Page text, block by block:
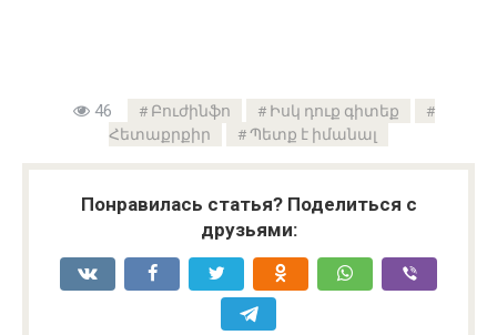
46 Բուժինֆո
Իսկ դուք գիտեք
Հետաքրքիր
Պետք է իմանալ
Понравилась статья? Поделиться с
друзьями: